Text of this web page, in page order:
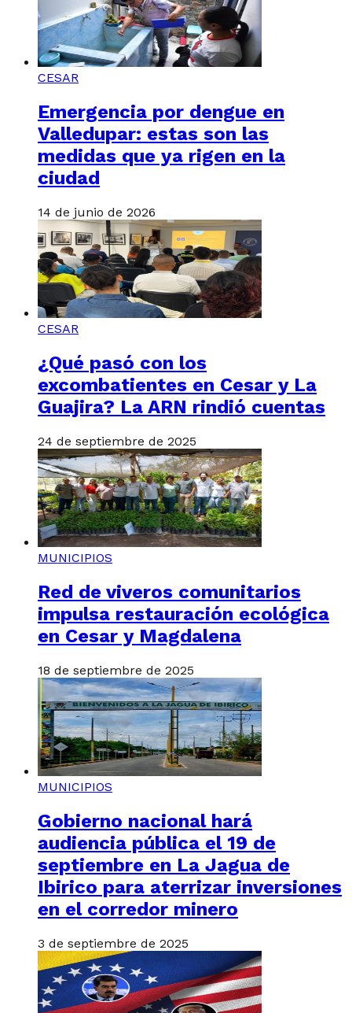
CESAR
Emergencia por dengue en
Valledupar: estas son las
medidas que ya rigen en la
ciudad
14 de junio de 2026
CESAR
¿Qué pasó con los
excombatientes en Cesar y La
Guajira? La ARN rindió cuentas
24 de septiembre de 2025
MUNICIPIOS
Red de viveros comunitarios
impulsa restauración ecológica
en Cesar y Magdalena
18 de septiembre de 2025
MUNICIPIOS
Gobierno nacional hará
audiencia pública el 19 de
septiembre en La Jagua de
Ibirico para aterrizar inversiones
en el corredor minero
3 de septiembre de 2025